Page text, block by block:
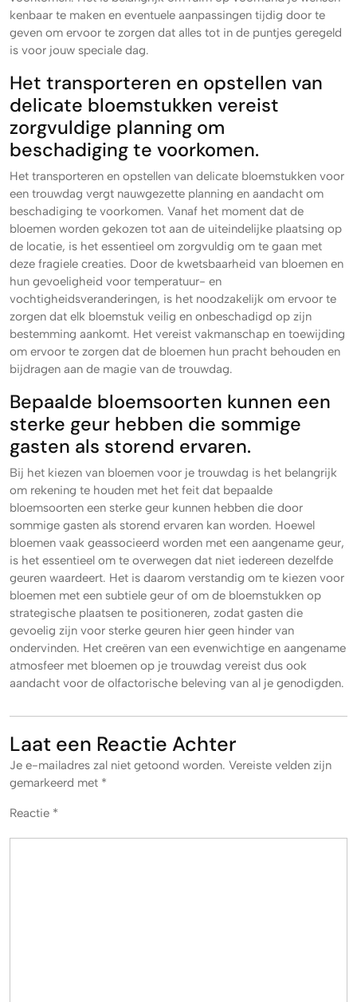
kenbaar te maken en eventuele aanpassingen tijdig door te
geven om ervoor te zorgen dat alles tot in de puntjes geregeld
is voor jouw speciale dag.
Het transporteren en opstellen van
delicate bloemstukken vereist
zorgvuldige planning om
beschadiging te voorkomen.
Het transporteren en opstellen van delicate bloemstukken voor
een trouwdag vergt nauwgezette planning en aandacht om
beschadiging te voorkomen. Vanaf het moment dat de
bloemen worden gekozen tot aan de uiteindelijke plaatsing op
de locatie, is het essentieel om zorgvuldig om te gaan met
deze fragiele creaties. Door de kwetsbaarheid van bloemen en
hun gevoeligheid voor temperatuur- en
vochtigheidsveranderingen, is het noodzakelijk om ervoor te
zorgen dat elk bloemstuk veilig en onbeschadigd op zijn
bestemming aankomt. Het vereist vakmanschap en toewijding
om ervoor te zorgen dat de bloemen hun pracht behouden en
bijdragen aan de magie van de trouwdag.
Bepaalde bloemsoorten kunnen een
sterke geur hebben die sommige
gasten als storend ervaren.
Bij het kiezen van bloemen voor je trouwdag is het belangrijk
om rekening te houden met het feit dat bepaalde
bloemsoorten een sterke geur kunnen hebben die door
sommige gasten als storend ervaren kan worden. Hoewel
bloemen vaak geassocieerd worden met een aangename geur,
is het essentieel om te overwegen dat niet iedereen dezelfde
geuren waardeert. Het is daarom verstandig om te kiezen voor
bloemen met een subtiele geur of om de bloemstukken op
strategische plaatsen te positioneren, zodat gasten die
gevoelig zijn voor sterke geuren hier geen hinder van
ondervinden. Het creëren van een evenwichtige en aangename
atmosfeer met bloemen op je trouwdag vereist dus ook
aandacht voor de olfactorische beleving van al je genodigden.
Laat een Reactie Achter
Je e-mailadres zal niet getoond worden. Vereiste velden zijn
gemarkeerd met *
Reactie *